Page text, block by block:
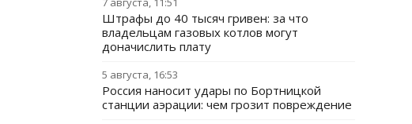
Штрафы до 40 тысяч гривен: за что
владельцам газовых котлов могут
доначислить плату
5 августа, 16:53
Россия наносит удары по Бортницкой
станции аэрации: чем грозит повреждение